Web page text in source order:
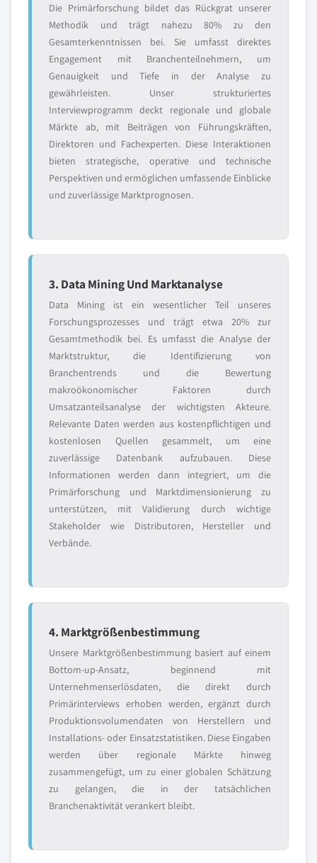
Die Primärforschung bildet das Rückgrat unserer
Methodik und trägt nahezu 80% zu den
Gesamterkenntnissen bei. Sie umfasst direktes
Engagement mit Branchenteilnehmern, um
Genauigkeit und Tiefe in der Analyse zu
gewährleisten. Unser strukturiertes
Interviewprogramm deckt regionale und globale
Märkte ab, mit Beiträgen von Führungskräften,
Direktoren und Fachexperten. Diese Interaktionen
bieten strategische, operative und technische
Perspektiven und ermöglichen umfassende Einblicke
und zuverlässige Marktprognosen.
3. Data Mining Und Marktanalyse
Data Mining ist ein wesentlicher Teil unseres
Forschungsprozesses und trägt etwa 20% zur
Gesamtmethodik bei. Es umfasst die Analyse der
Marktstruktur, die Identifizierung von
Branchentrends und die Bewertung
makroökonomischer Faktoren durch
Umsatzanteilsanalyse der wichtigsten Akteure.
Relevante Daten werden aus kostenpflichtigen und
kostenlosen Quellen gesammelt, um eine
zuverlässige Datenbank aufzubauen. Diese
Informationen werden dann integriert, um die
Primärforschung und Marktdimensionierung zu
unterstützen, mit Validierung durch wichtige
Stakeholder wie Distributoren, Hersteller und
Verbände.
4. Marktgrößenbestimmung
Unsere Marktgrößenbestimmung basiert auf einem
Bottom-up-Ansatz, beginnend mit
Unternehmenserlösdaten, die direkt durch
Primärinterviews erhoben werden, ergänzt durch
Produktionsvolumendaten von Herstellern und
Installations- oder Einsatzstatistiken. Diese Eingaben
werden über regionale Märkte hinweg
zusammengefügt, um zu einer globalen Schätzung
zu gelangen, die in der tatsächlichen
Branchenaktivität verankert bleibt.